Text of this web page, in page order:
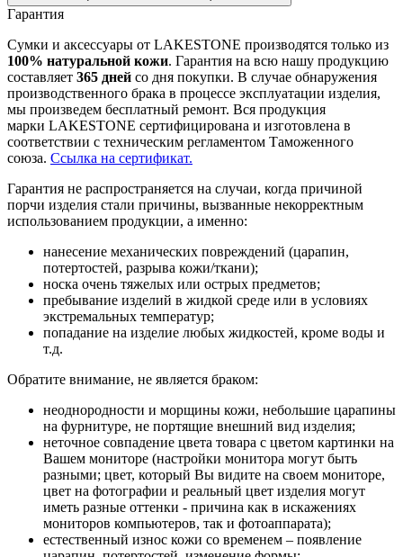
Гарантия
Сумки и аксессуары от LAKESTONE производятся только из
100% натуральной кожи. Гарантия на всю нашу продукцию
составляет 365 дней со дня покупки. В случае обнаружения
производственного брака в процессе эксплуатации изделия,
мы произведем бесплатный ремонт. Вся продукция
марки LAKESTONE сертифицирована и изготовлена в
соответствии с техническим регламентом Таможенного
союза. Ссылка на сертификат.
Гарантия не распространяется на случаи, когда причиной
порчи изделия стали причины, вызванные некорректным
использованием продукции, а именно:
нанесение механических повреждений (царапин,
потертостей, разрыва кожи/ткани);
носка очень тяжелых или острых предметов;
пребывание изделий в жидкой среде или в условиях
экстремальных температур;
попадание на изделие любых жидкостей, кроме воды и
т.д.
Обратите внимание, не является браком:
неоднородности и морщины кожи, небольшие царапины
на фурнитуре, не портящие внешний вид изделия;
неточное совпадение цвета товара с цветом картинки на
Вашем мониторе (настройки монитора могут быть
разными; цвет, который Вы видите на своем мониторе,
цвет на фотографии и реальный цвет изделия могут
иметь разные оттенки - причина как в искажениях
мониторов компьютеров, так и фотоаппарата);
естественный износ кожи со временем – появление